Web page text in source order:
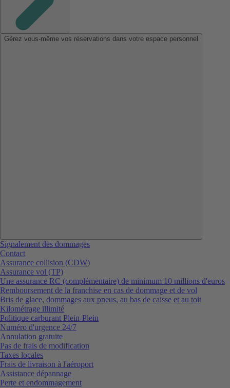
Gérez vous-même vos réservations dans votre espace personnel
Signalement des dommages
Contact
Assurance collision (CDW)
Assurance vol (TP)
Une assurance RC (complémentaire) de minimum 10 millions d'euros
Remboursement de la franchise en cas de dommage et de vol
Bris de glace, dommages aux pneus, au bas de caisse et au toit
Kilométrage illimité
Politique carburant Plein-Plein
Numéro d'urgence 24/7
Annulation gratuite
Pas de frais de modification
Taxes locales
Frais de livraison à l'aéroport
Assistance dépannage
Perte et endommagement